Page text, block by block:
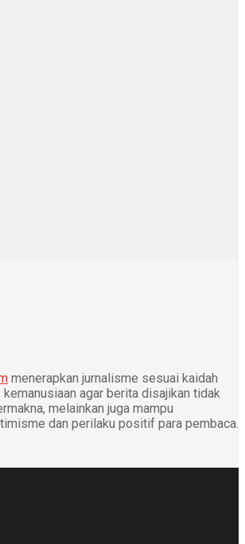
menerapkan jurnalisme sesuai kaidah
agar berita disajikan tidak
melainkan juga mampu
dan perilaku positif para pembaca.